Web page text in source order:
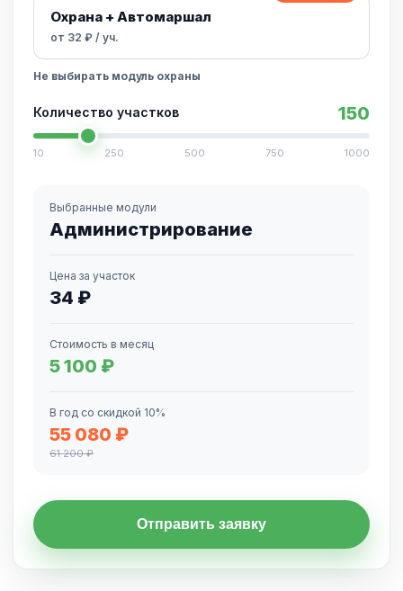
Охрана + Автомаршал
от 32 ₽ / уч.
Не выбирать модуль охраны
Количество участков 150
10 250 500 750 1000
Выбранные модули
Администрирование
Цена за участок
34 ₽
Стоимость в месяц
5 100 ₽
В год со скидкой 10%
55 080 ₽
61 200 ₽
Отправить заявку